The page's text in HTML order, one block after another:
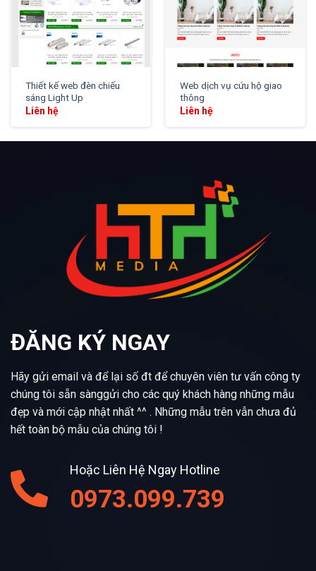
Thiết kế web đèn chiếu
sáng Light Up
Liên hệ
Web dịch vụ cứu hộ giao
thông
Liên hệ
ĐĂNG KÝ NGAY
Hãy gửi email và để lại số đt để chuyên viên tư vấn công ty
chúng tôi sẵn sànggửi cho các quý khách hàng những mẫu
đẹp và mới cập nhật nhất ^^ . Những mẫu trên vẫn chưa đủ
hết toàn bộ mẫu của chúng tôi !
Hoặc Liên Hệ Ngay Hotline
0973.099.739